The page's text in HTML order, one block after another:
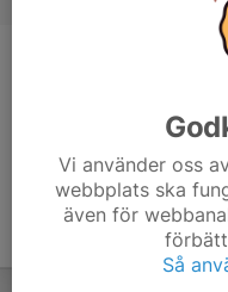
Vi använder oss
webbplats ska
även för
Så